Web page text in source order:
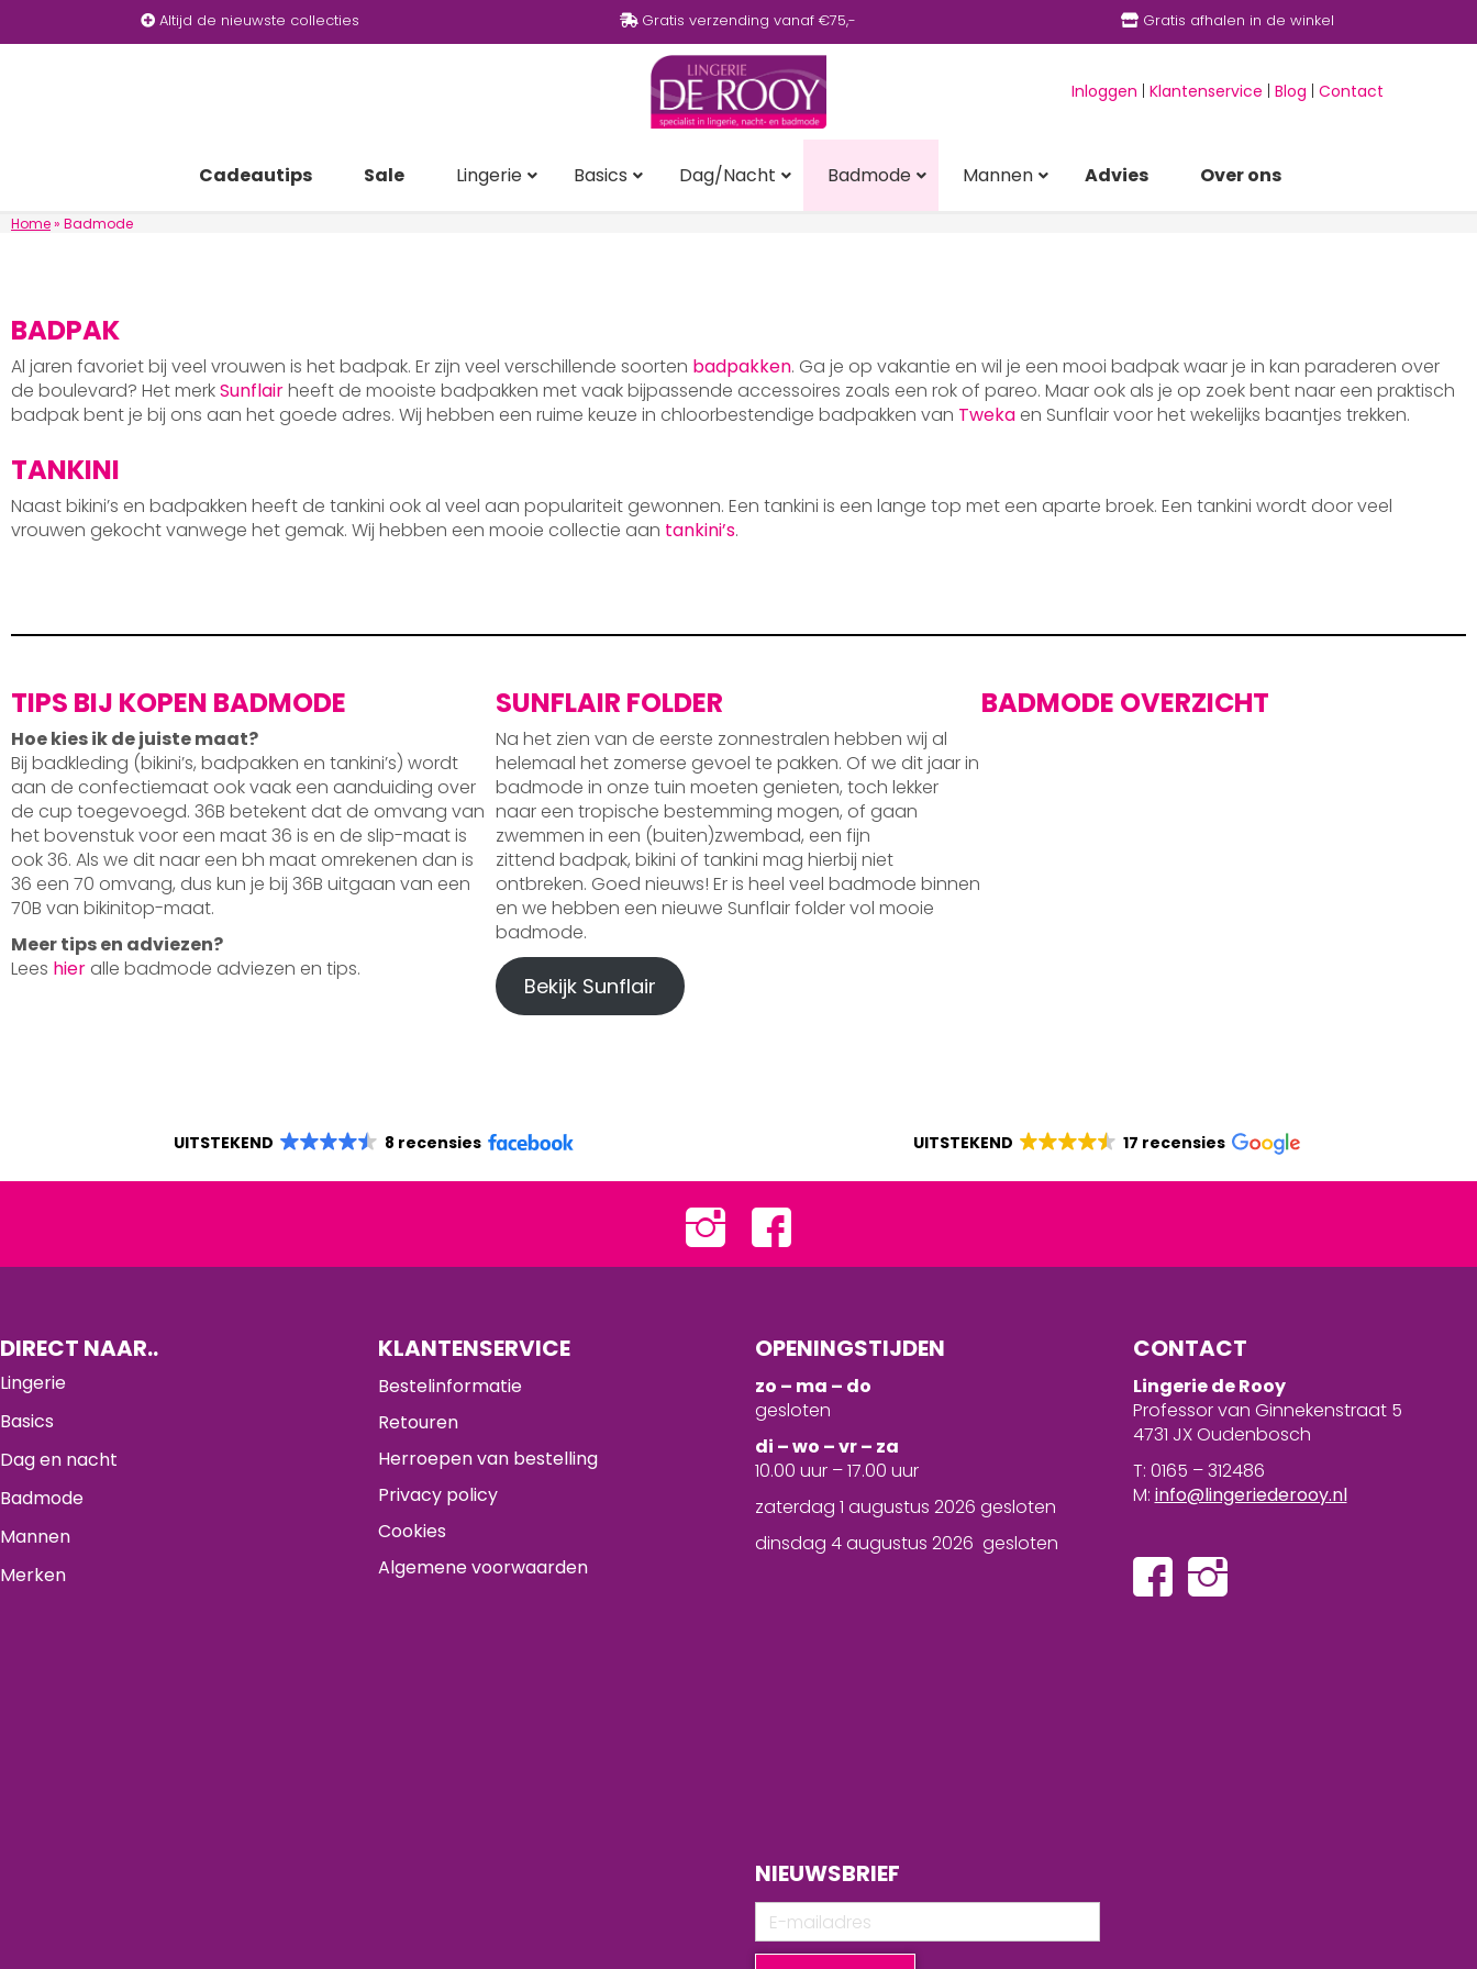
Altijd de nieuwste collecties Gratis verzending vanaf €75,- Gratis afhalen in de winkel
Inloggen Klantenservice Blog Contact
Cadeautips Sale Lingerie Basics Dag/Nacht Badmode Mannen Advies Over ons
Home» Badmode
BADPAK
Al jaren favoriet bij veel vrouwen is het badpak. Er zijn veel verschillende soorten badpakken. Ga je op vakantie en wil je een mooi badpak waar je in kan paraderen over
de boulevard? Het merkSunflairheeft de mooiste badpakken met vaak bijpassende accessoires zoals een rok of pareo. Maar ook als je op zoek bent naar een praktisch
badpak bent je bij ons aan het goede adres. Wij hebben een ruime keuze in chloorbestendige badpakken van Tweka en Sunflair voor het wekelijks baantjes trekken.
TANKINI
Naast bikini’s en badpakken heeft de tankini ook al veel aan populariteit gewonnen. Een tankini is een lange top met een aparte broek. Een tankini wordt door veel
vrouwen gekocht vanwege het gemak. Wij hebben een mooie collectie aan tankini’s.
TIPS BIJ KOPEN BADMODE
Hoe kies ik de juiste maat?
Bij badkleding (bikini’s, badpakken en tankini’s) wordt
aan de confectiemaat ook vaak een aanduiding over
de cup toegevoegd. 36B betekent dat de omvang van
het bovenstuk voor een maat 36 is en de slip-maat is
ook 36. Als we dit naar een bh maat omrekenen dan is
36 een 70 omvang, dus kun je bij 36B uitgaan van een
70B van bikinitop-maat.
Meer tips en adviezen?
Lees hier alle badmode adviezen en tips.
SUNFLAIR FOLDER
Na het zien van de eerste zonnestralen hebben wij al
helemaal het zomerse gevoel te pakken. Of we dit jaar in
badmode in onze tuin moeten genieten, toch lekker
naar een tropische bestemming mogen, of gaan
zwemmen in een (buiten)zwembad, een fijn
zittend badpak, bikini of tankini mag hierbij niet
ontbreken. Goed nieuws! Er is heel veel badmode binnen
en we hebben een nieuwe Sunflair folder vol mooie
badmode.
Bekijk Sunflair
BADMODE OVERZICHT
UITSTEKEND 8 recensies UITSTEKEND 17 recensies
DIRECT NAAR..
Lingerie
Basics
Dag en nacht
Badmode
Mannen
Merken
KLANTENSERVICE
Bestelinformatie
Retouren
Herroepen van bestelling
Privacy policy
Cookies
Algemene voorwaarden
OPENINGSTIJDEN
zo – ma – do
gesloten
di – wo – vr – za
10.00 uur – 17.00 uur
zaterdag 1 augustus 2026 gesloten
dinsdag 4 augustus 2026 gesloten
NIEUWSBRIEF
CONTACT
Lingerie de Rooy
Professor van Ginnekenstraat 5
4731 JX Oudenbosch
T: 0165 – 312486
M: info@lingeriederooy.nl